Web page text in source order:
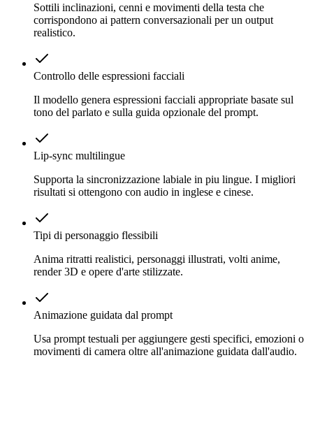
Sottili inclinazioni, cenni e movimenti della testa che
corrispondono ai pattern conversazionali per un output
realistico.
Controllo delle espressioni facciali
Il modello genera espressioni facciali appropriate basate sul
tono del parlato e sulla guida opzionale del prompt.
Lip-sync multilingue
Supporta la sincronizzazione labiale in piu lingue. I migliori
risultati si ottengono con audio in inglese e cinese.
Tipi di personaggio flessibili
Anima ritratti realistici, personaggi illustrati, volti anime,
render 3D e opere d'arte stilizzate.
Animazione guidata dal prompt
Usa prompt testuali per aggiungere gesti specifici, emozioni o
movimenti di camera oltre all'animazione guidata dall'audio.